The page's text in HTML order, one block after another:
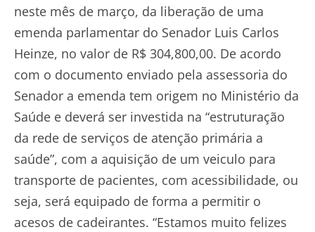
neste mês de março, da liberação de uma
emenda parlamentar do Senador Luis Carlos
Heinze, no valor de R$ 304,800,00. De acordo
com o documento enviado pela assessoria do
Senador a emenda tem origem no Ministério da
Saúde e deverá ser investida na “estruturação
da rede de serviços de atenção primária a
saúde”, com a aquisição de um veiculo para
transporte de pacientes, com acessibilidade, ou
seja, será equipado de forma a permitir o
acesos de cadeirantes. “Estamos muito felizes